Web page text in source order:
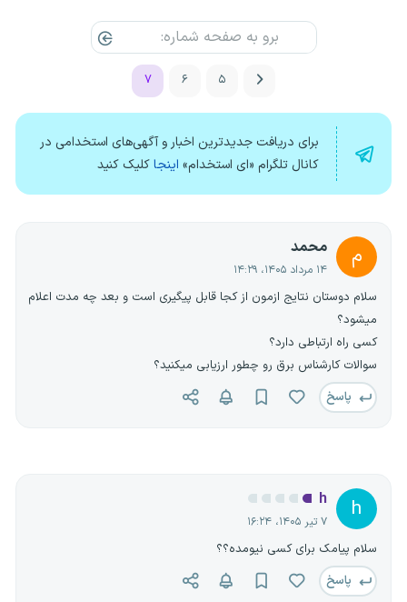
۵ ۶ ۷
برای دریافت جدیدترین اخبار و آگهی‌های استخدامی در
کانال تلگرام «ای استخدام» اینجاکلیک کنید
م محمد
۱۴ مرداد ۱۴۰۵، ۱۴:۲۹
سلام دوستان نتایج ازمون از کجا قابل پیگیری است و بعد چه مدت اعلام
میشود؟
کسی راه ارتباطی دارد؟
سوالات کارشناس برق رو چطور ارزیابی میکنید؟
پاسخ
h
h
۷ تیر ۱۴۰۵، ۱۶:۲۴
سلام پیامک برای کسی نیومده؟؟
پاسخ